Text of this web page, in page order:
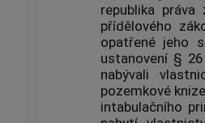
republika
přídělového
opatřené jeho
ustanovení §
nabývali
pozemkové
intabulačního